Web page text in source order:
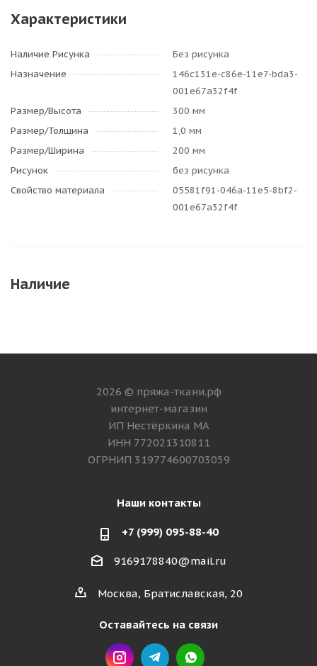
Характеристики
Наличие Рисунка
Без рисунка
Назначение
146c131e-c86e-11e7-bda3-
001e67a32f4f
Размер/Высота
300 мм
Размер/Толщина
1,0 мм
Размер/Ширина
200 мм
Рисунок
без рисунка
Свойство материала
05581f91-046a-11e5-8bf2-
001e67a32f4f
Наличие
2026 © пряжа-ткани.рф
интернет-магазин
ИП Нестёркина МА
ИНН 772021310811
ОГРНИП 319774600703059
Наши контакты
+7 (999) 095-88-40
9169178840@mail.ru
Москва, Братиславская, 20
Оставайтесь на связи